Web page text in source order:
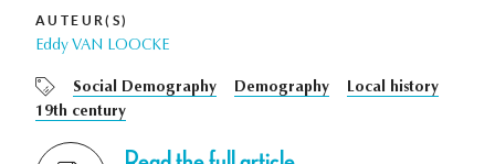
AUTEUR(S)
Eddy VAN LOOCKE
Social Demography Demography
Local history
19th century